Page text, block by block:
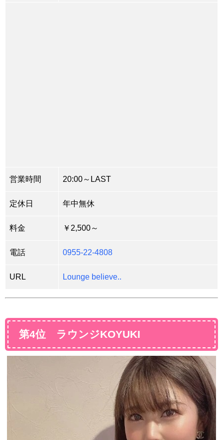
営業時間 20:00～LAST
定休日 年中無休
料金 ￥2,500～
電話 0955-22-4808
URL Lounge believe..
第4位 ラウンジKOYUKI